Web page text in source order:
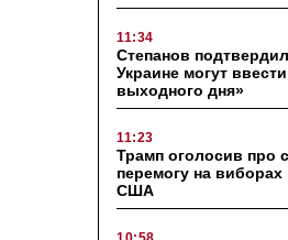
11:34
Степанов
Украине могут
выходного дня»
11:23
Трамп оголосив про
перемогу на виборах
США